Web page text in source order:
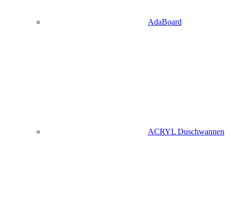
AdaBoard
ACRYL Duschwannen